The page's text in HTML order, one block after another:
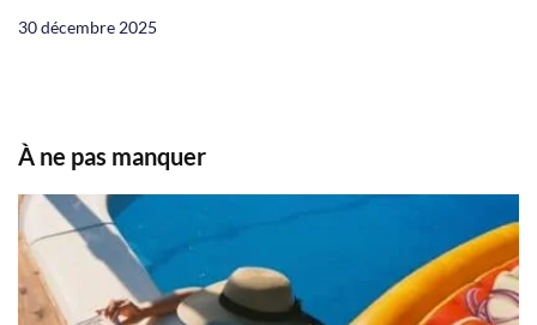
30 décembre 2025
À ne pas manquer